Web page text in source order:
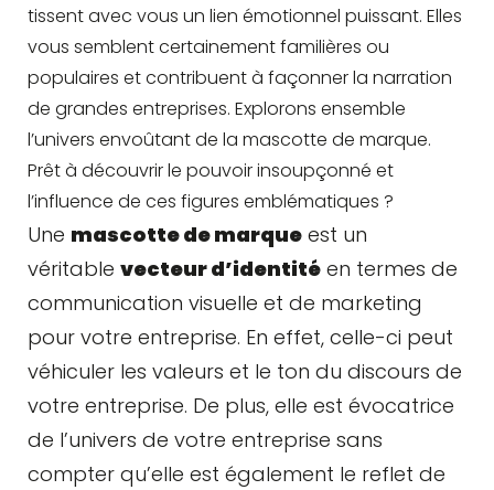
tissent avec vous un lien émotionnel puissant. Elles
vous semblent certainement familières ou
populaires et contribuent à façonner la narration
de grandes entreprises. Explorons ensemble
l’univers envoûtant de la mascotte de marque.
Prêt à découvrir le pouvoir insoupçonné et
l’influence de ces figures emblématiques ?
Une mascotte de marque est un
véritable vecteur d’identité en termes de
communication visuelle et de marketing
pour votre entreprise. En effet, celle-ci peut
véhiculer les valeurs et le ton du discours de
votre entreprise. De plus, elle est évocatrice
de l’univers de votre entreprise sans
compter qu’elle est également le reflet de